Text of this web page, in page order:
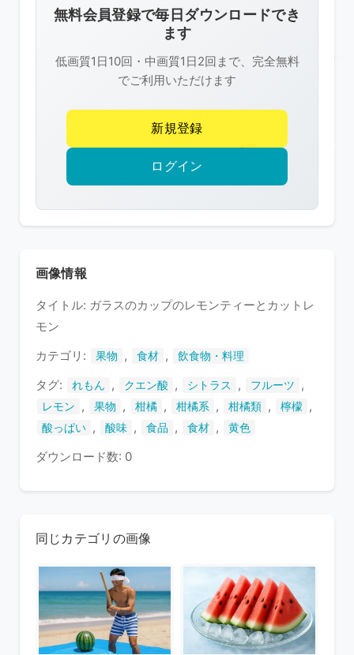
像
は
R-
FREE
作
権
護
い
す
無料会員登録で毎日ダウンロードでき
ます
低画質1日10回・中画質1日2回まで、完全無料
でご利用いただけます
新規登録
ログイン
画像情報
タイトル: ガラスのカップのレモンティーとカットレ
モン
カテゴリ:
果物 , 食材 , 飲食物・料理
タグ: れもん , クエン酸 , シトラス , フルーツ ,
レモン , 果物 , 柑橘 , 柑橘系 , 柑橘類 , 檸檬 ,
酸っぱい , 酸味 , 食品 , 食材 , 黄色
ダウンロード数: 0
同じカテゴリの画像